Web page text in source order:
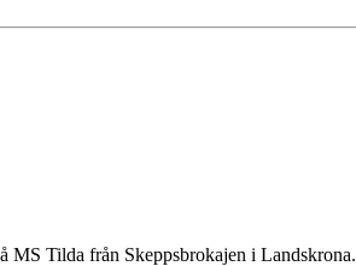
MS Tilda från Skeppsbrokajen i Landskrona.